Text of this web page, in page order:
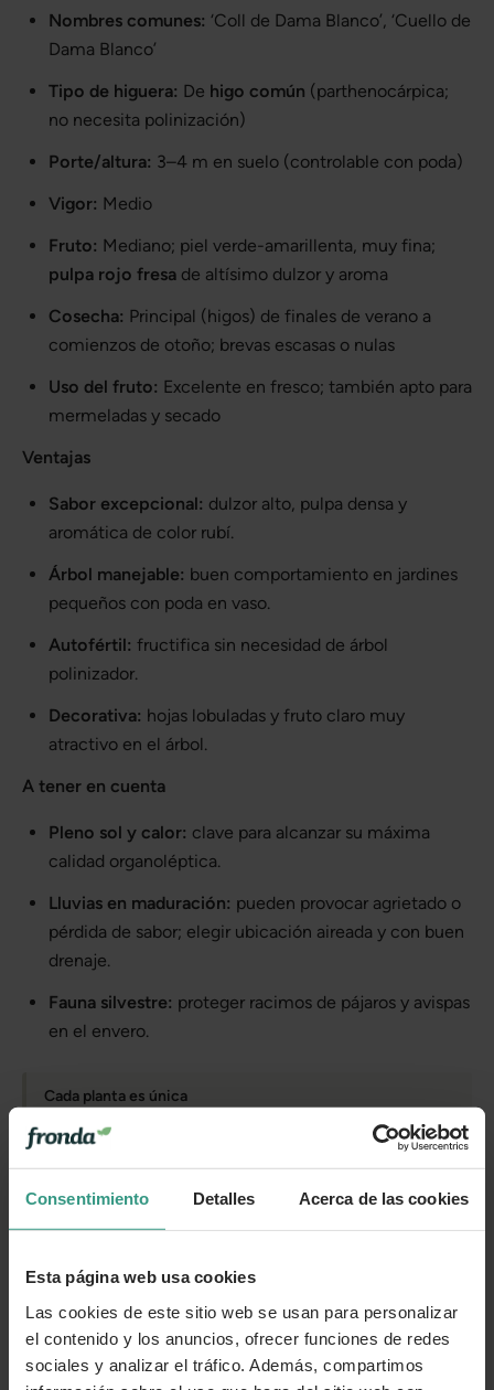
Consentimiento Detalles Acerca de las cookies
Esta página web usa cookies
Las cookies de este sitio web se usan para personalizar
el contenido y los anuncios, ofrecer funciones de redes
sociales y analizar el tráfico. Además, compartimos
Nombres comunes: ‘Coll de Dama Blanco’, ‘Cuello de
Dama Blanco’
Tipo de higuera: De higo común (parthenocárpica;
no necesita polinización)
Porte/altura: 3–4 m en suelo (controlable con poda)
Vigor: Medio
Fruto: Mediano; piel verde-amarillenta, muy fina;
pulpa rojo fresa de altísimo dulzor y aroma
Cosecha: Principal (higos) de finales de verano a
comienzos de otoño; brevas escasas o nulas
Uso del fruto: Excelente en fresco; también apto para
mermeladas y secado
Ventajas
Sabor excepcional: dulzor alto, pulpa densa y
aromática de color rubí.
Árbol manejable: buen comportamiento en jardines
pequeños con poda en vaso.
Autofértil: fructifica sin necesidad de árbol
polinizador.
Decorativa: hojas lobuladas y fruto claro muy
atractivo en el árbol.
A tener en cuenta
Pleno sol y calor: clave para alcanzar su máxima
calidad organoléptica.
Lluvias en maduración: pueden provocar agrietado o
pérdida de sabor; elegir ubicación aireada y con buen
drenaje.
Fauna silvestre: proteger racimos de pájaros y avispas
en el envero.
Cada planta es única
floración, en función de la estacionalidad. Por tanto, la
Más información
Cuidados